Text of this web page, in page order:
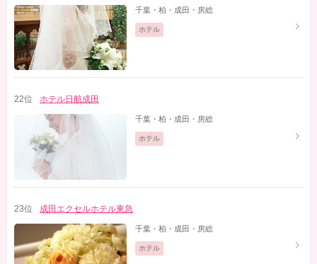
千葉・柏・成田・房総
ホテル
22位 ホテル日航成田
千葉・柏・成田・房総
ホテル
23位 成田エクセルホテル東急
千葉・柏・成田・房総
ホテル